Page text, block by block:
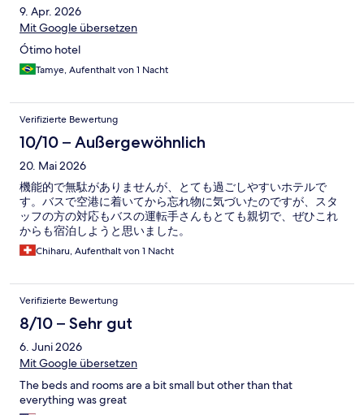
9. Apr. 2026
Mit Google übersetzen
Ótimo hotel
Tamye, Aufenthalt von 1 Nacht
Verifizierte Bewertung
10/10 – Außergewöhnlich
20. Mai 2026
機能的で無駄がありませんが、とても過ごしやすいホテルで
す。バスで空港に着いてから忘れ物に気づいたのですが、スタ
ッフの方の対応もバスの運転手さんもとても親切で、ぜひこれ
からも宿泊しようと思いました。
Chiharu, Aufenthalt von 1 Nacht
Verifizierte Bewertung
8/10 – Sehr gut
6. Juni 2026
Mit Google übersetzen
The beds and rooms are a bit small but other than that
everything was great